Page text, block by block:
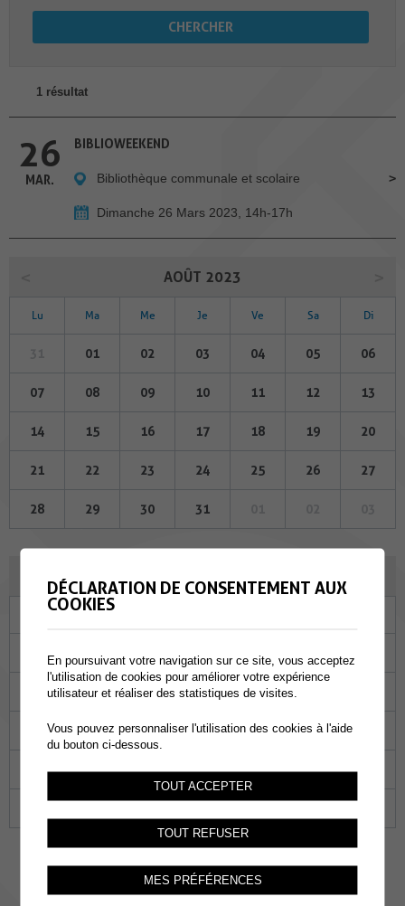
1 résultat
26
MAR.
BIBLIOWEEKEND
Bibliothèque communale et scolaire
Dimanche 26 Mars 2023, 14h-17h
AOÛT 2023
Lu Ma Me Je Ve Sa Di
01 02 03 04 05 06
07 08 09 10 11 12 13
14 15 16 17 18 19 20
21 22 23 24 25 26 27
28 29 30 31
Ma
31 01
05 06 07 08
12 13 14 15 16
19 20 21 22 23
DÉCLARATION DE CONSENTEMENT AUX
COOKIES
En poursuivant votre navigation sur ce site, vous acceptez
l'utilisation de cookies pour améliorer votre expérience
utilisateur et réaliser des statistiques de visites.
Vous pouvez personnaliser l'utilisation des cookies à l'aide
du bouton ci-dessous.
TOUT ACCEPTER
TOUT REFUSER
MES PRÉFÉRENCES